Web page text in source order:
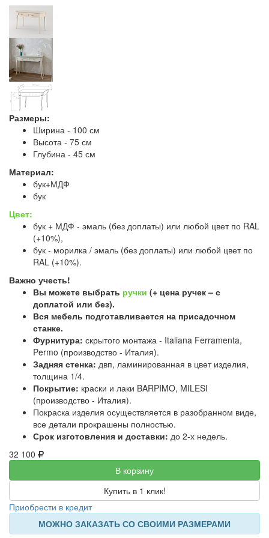
Размеры:
Ширина - 100 см
Высота - 75 см
Глубина - 45 см
Материал:
бук+МДФ
бук
Цвет:
бук + МДФ - эмаль (без доплаты) или любой цвет по RAL
(+10%),
бук - морилка / эмаль (без доплаты) или любой цвет по
RAL (+10%).
Важно учесть!
Вы можете выбрать ручки (+ цена ручек – с
доплатой или без).
Вся мебель подготавливается на присадочном
станке.
Фурнитура: скрытого монтажа - Italiana Ferramenta,
Permo (производство - Италия).
Задняя стенка: двп, ламинированная в цвет изделия,
толщина 1/4.
Покрытие: краски и лаки BARPIMO, MILESI
(производство - Италия).
Покраска изделия осуществляется в разобранном виде,
все детали прокрашены полностью.
Срок изготовления и доставки: до 2-х недель.
32 100
В корзину
Купить в 1 клик!
Приобрести в кредит
МОЖНО ЗАКАЗАТЬ СО СВОИМИ РАЗМЕРАМИ